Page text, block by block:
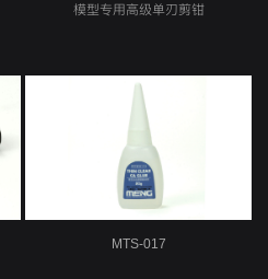
模型专用高级单刃剪钳
MTS-017